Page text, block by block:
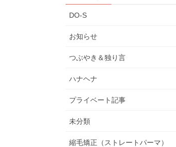
DO-S
お知らせ
つぶやき＆独り言
ハナヘナ
プライベート記事
未分類
縮毛矯正（ストレートパーマ）